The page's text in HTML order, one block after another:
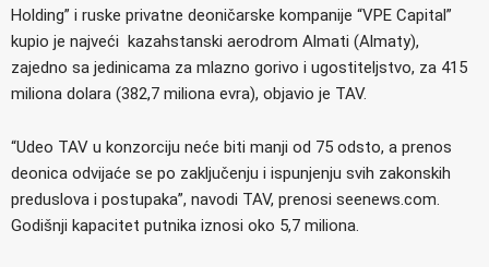
Holding” i ruske privatne deoničarske kompanije “VPE Capital”
kupio je najveći kazahstanski aerodrom Almati (Almaty),
zajedno sa jedinicama za mlazno gorivo i ugostiteljstvo, za 415
miliona dolara (382,7 miliona evra), objavio je TAV.
“Udeo TAV u konzorciju neće biti manji od 75 odsto, a prenos
deonica odvijaće se po zaključenju i ispunjenju svih zakonskih
preduslova i postupaka”, navodi TAV, prenosi seenews.com.
Godišnji kapacitet putnika iznosi oko 5,7 miliona.